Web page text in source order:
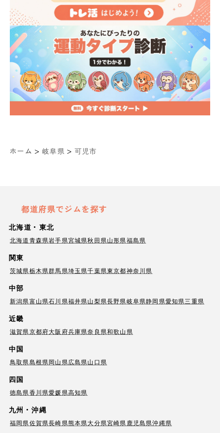
ホーム > 岐阜県 > 可児市
都道府県でジムを探す
北海道・東北
北海道青森県岩手県宮城県秋田県山形県福島県
関東
茨城県栃木県群馬県埼玉県千葉県東京都神奈川県
中部
新潟県富山県石川県福井県山梨県長野県岐阜県静岡県愛知県三重県
近畿
滋賀県京都府大阪府兵庫県奈良県和歌山県
中国
鳥取県島根県岡山県広島県山口県
四国
徳島県香川県愛媛県高知県
九州・沖縄
福岡県佐賀県長崎県熊本県大分県宮崎県 鹿児島県沖縄県